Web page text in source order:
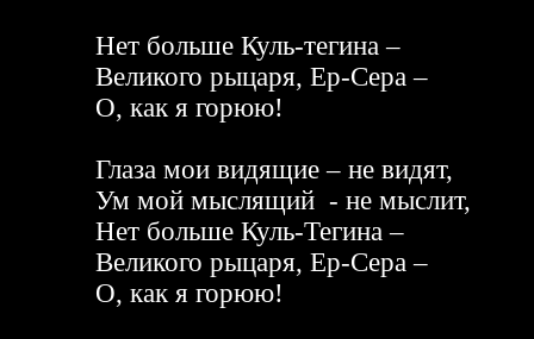
Нет больше Куль-тегина –
Великого рыцаря, Ер-Сера –
О, как я горюю!
Глаза мои видящие – не видят,
Ум мой мыслящий - не мыслит,
Нет больше Куль-Тегина –
Великого рыцаря, Ер-Сера –
О, как я горюю!